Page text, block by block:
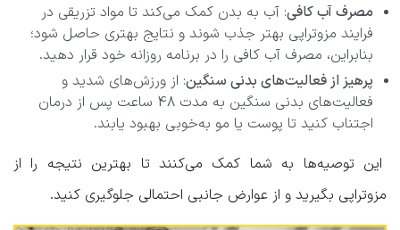
مصرف آب کافی: آب به بدن کمک می‌کند تا مواد تزریقی در
فرایند مزوتراپی بهتر جذب شوند و نتایج بهتری حاصل شود؛
بنابراین، مصرف آب کافی را در برنامه روزانه خود قرار دهید.
پرهیز از فعالیت‌های بدنی سنگین: از ورزش‌های شدید و
فعالیت‌های بدنی سنگین به مدت 48 ساعت پس از درمان
اجتناب کنید تا پوست یا مو به‌خوبی بهبود یابند.
این توصیه‌ها به شما کمک می‌کنند تا بهترین نتیجه را از
مزوتراپی بگیرید و از عوارض جانبی احتمالی جلوگیری کنید.